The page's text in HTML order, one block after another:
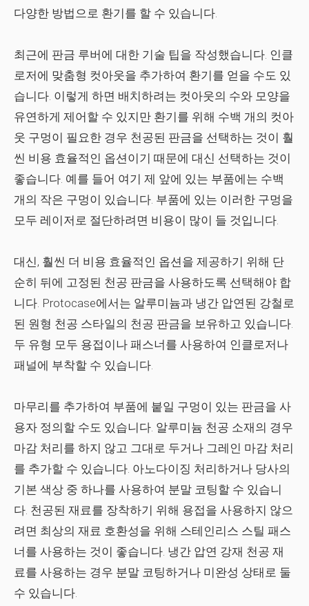
다양한 방법으로 환기를 할 수 있습니다.
최근에 판금 루버에 대한 기술 팁을 작성했습니다. 인클
로저에 맞춤형 컷아웃을 추가하여 환기를 얻을 수도 있
습니다. 이렇게 하면 배치하려는 컷아웃의 수와 모양을
유연하게 제어할 수 있지만 환기를 위해 수백 개의 컷아
웃 구멍이 필요한 경우 천공된 판금을 선택하는 것이 훨
씬 비용 효율적인 옵션이기 때문에 대신 선택하는 것이
좋습니다. 예를 들어 여기 제 앞에 있는 부품에는 수백
개의 작은 구멍이 있습니다. 부품에 있는 이러한 구멍을
모두 레이저로 절단하려면 비용이 많이 들 것입니다.
대신, 훨씬 더 비용 효율적인 옵션을 제공하기 위해 단
순히 뒤에 고정된 천공 판금을 사용하도록 선택해야 합
니다. Protocase에서는 알루미늄과 냉간 압연된 강철로
된 원형 천공 스타일의 천공 판금을 보유하고 있습니다.
두 유형 모두 용접이나 패스너를 사용하여 인클로저나
패널에 부착할 수 있습니다.
마무리를 추가하여 부품에 붙일 구멍이 있는 판금을 사
용자 정의할 수도 있습니다. 알루미늄 천공 소재의 경우
마감 처리를 하지 않고 그대로 두거나 그레인 마감 처리
를 추가할 수 있습니다. 아노다이징 처리하거나 당사의
기본 색상 중 하나를 사용하여 분말 코팅할 수 있습니
다. 천공된 재료를 장착하기 위해 용접을 사용하지 않으
려면 최상의 재료 호환성을 위해 스테인리스 스틸 패스
너를 사용하는 것이 좋습니다. 냉간 압연 강재 천공 재
료를 사용하는 경우 분말 코팅하거나 미완성 상태로 둘
수 있습니다.